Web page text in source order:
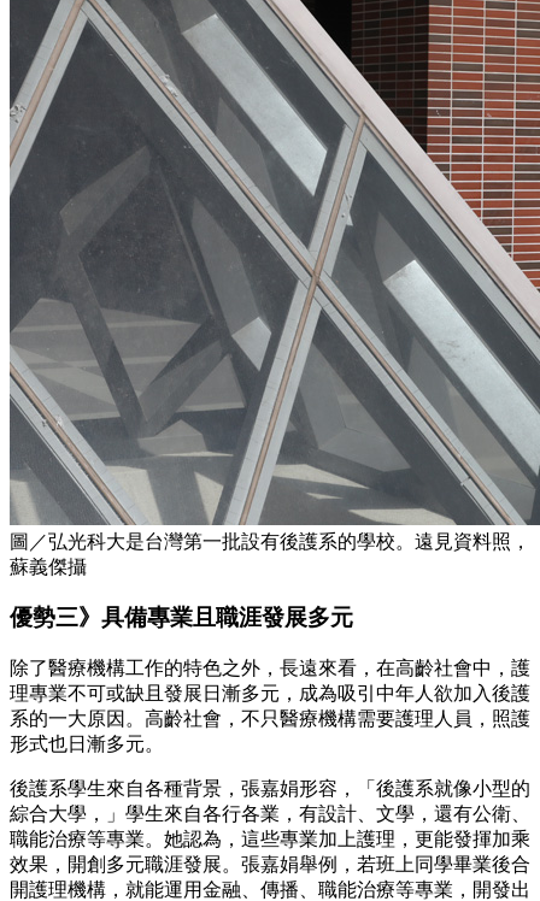
圖／弘光科大是台灣第一批設有後護系的學校。遠見資料照，
蘇義傑攝
優勢三》具備專業且職涯發展多元
除了醫療機構工作的特色之外，長遠來看，在高齡社會中，護
理專業不可或缺且發展日漸多元，成為吸引中年人欲加入後護
系的一大原因。高齡社會，不只醫療機構需要護理人員，照護
形式也日漸多元。
後護系學生來自各種背景，張嘉娟形容，「後護系就像小型的
綜合大學，」學生來自各行各業，有設計、文學，還有公衛、
職能治療等專業。她認為，這些專業加上護理，更能發揮加乘
效果，開創多元職涯發展。張嘉娟舉例，若班上同學畢業後合
開護理機構，就能運用金融、傳播、職能治療等專業，開發出